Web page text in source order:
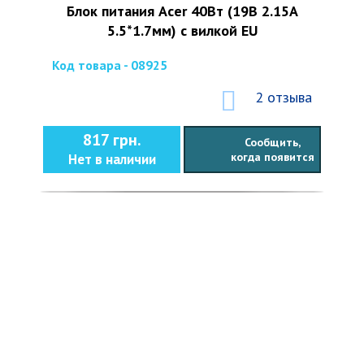
Блок питания Acer 40Вт (19В 2.15А
5.5*1.7мм) с вилкой EU
Код товара - 08925
2 отзыва
817 грн.
Нет в наличии
Сообщить,
когда появится